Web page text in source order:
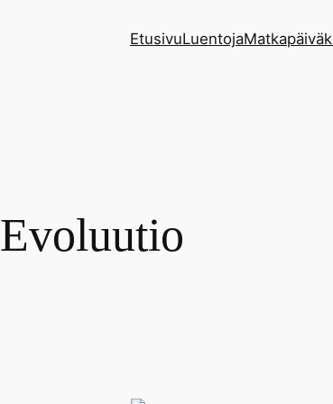
EtusivuLuentoja
Evoluutio